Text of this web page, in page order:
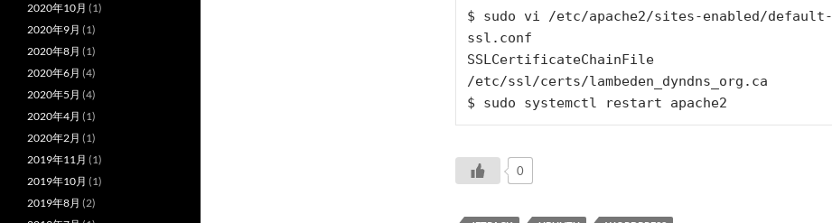
$ sudo vi /etc/apache2/sites-enabled/default-
ssl.conf
SSLCertificateChainFile
/etc/ssl/certs/lambeden_dyndns_org.ca
$ sudo systemctl restart apache2
0
2020年10月 (1)
2020年9月 (1)
2020年8月 (1)
2020年6月 (4)
2020年5月 (4)
2020年4月 (1)
2020年2月 (1)
2019年11月 (1)
2019年10月 (1)
2019年8月 (2)